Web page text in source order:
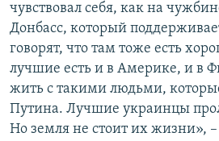
чувствовал себя, как на
Донбасс, который
говорят, что там тоже есть
лучшие есть и в Америке, и в
жить с такими людьми,
Путина. Лучшие украинцы
Но земля не стоит их жизни», –